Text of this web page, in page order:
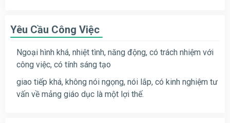
Yêu Cầu Công Việc
Ngoại hình khá, nhiệt tình, năng động, có trách nhiệm với
công việc, có tính sáng tạo
giao tiếp khá, không nói ngọng, nói lắp, có kinh nghiệm tư
vấn về mảng giáo dục là một lợi thế.